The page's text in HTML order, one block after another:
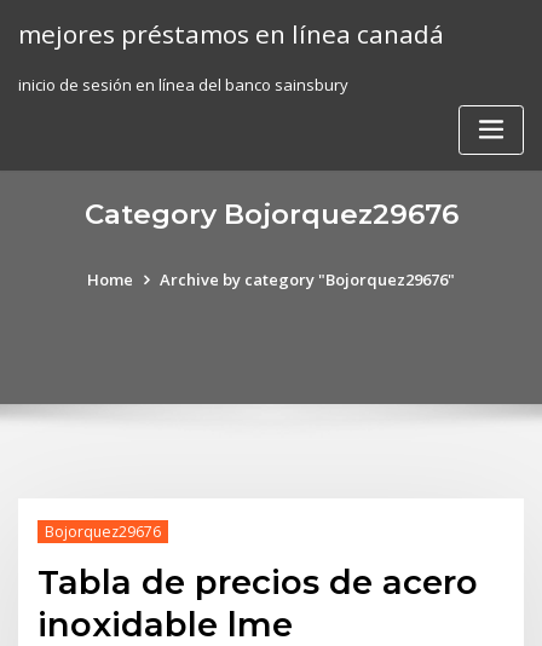
mejores préstamos en línea canadá
inicio de sesión en línea del banco sainsbury
Category Bojorquez29676
Home Archive by category "Bojorquez29676"
Bojorquez29676
Tabla de precios de acero
inoxidable lme